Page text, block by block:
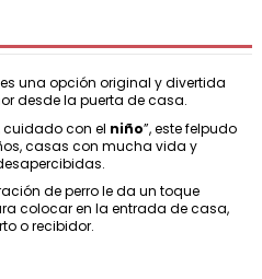
es una opción original y divertida
desde la puerta de casa.
cuidado con el niño”, este felpudo
casas con mucha vida y
de perro le da un toque
colocar en la entrada de casa,
o recibidor.